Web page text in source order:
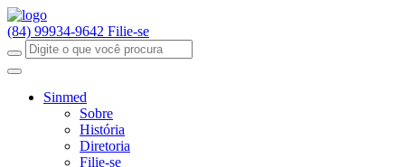
(84) 99934-9642 Filie-se
Sinmed
Sobre
História
Diretoria
Filie-se